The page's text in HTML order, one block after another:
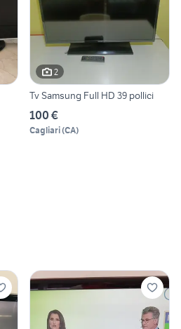
2
Tv Samsung Full HD 39 pollici
100 €
Cagliari(CA)